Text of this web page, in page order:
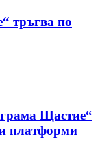
тръгва по
Щастие“
платформи